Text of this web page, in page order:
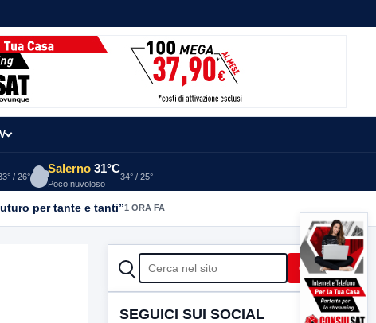
/ 26°
Salerno 31°C
Poco nuvoloso
34° / 25°
per tante e tanti”1 ORA FA
CERCA Cerca
SEGUICI SUI SOCIAL